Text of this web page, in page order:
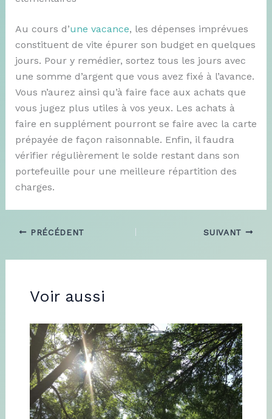
Au cours d’une vacance, les dépenses imprévues
constituent de vite épurer son budget en quelques
jours. Pour y remédier, sortez tous les jours avec
une somme d’argent que vous avez fixé à l’avance.
Vous n’aurez ainsi qu’à faire face aux achats que
vous jugez plus utiles à vos yeux. Les achats à
faire en supplément pourront se faire avec la carte
prépayée de façon raisonnable. Enfin, il faudra
vérifier régulièrement le solde restant dans son
portefeuille pour une meilleure répartition des
charges.
PRÉCÉDENT SUIVANT
Voir aussi